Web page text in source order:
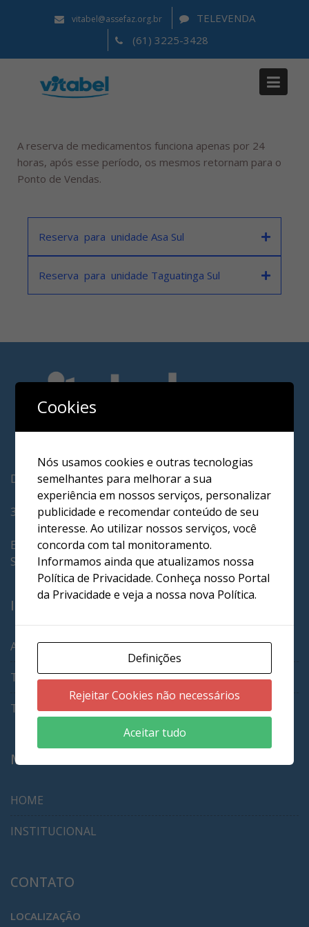
vitabel@assefaz.org.br
TELEVENDA
(61) 3225-3428
RESERVA DE
A reserva de medicamentos funciona apenas por 24
horas, após esse período, os mesmos retornam para o
Ponto de Vendas.
Reserva para unidade Asa Sul
Reserva para unidade Taguatinga Sul
Drogaria Vitabel LTDA
37.107.000/0001-03
Endereço:
ST SHCS CL 303 BLOCO A
INFORMAÇÕES
AVISO DE PRIVACIDADE
TROCAS E DEVOLUÇÕES
TRABALHE CONOSCO
MENU
HOME
INSTITUCIONAL
CONTATO
LOCALIZAÇÃO
Cookies
Nós usamos cookies e outras tecnologias
semelhantes para melhorar a sua
experiência em nossos serviços, personalizar
publicidade e recomendar conteúdo de seu
interesse. Ao utilizar nossos serviços, você
concorda com tal monitoramento.
Informamos ainda que atualizamos nossa
Política de Privacidade. Conheça nosso Portal
da Privacidade e veja a nossa nova Política.
Definições
Rejeitar Cookies não necessários
Aceitar tudo